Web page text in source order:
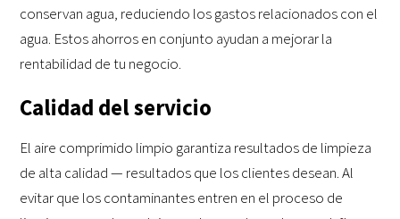
conservan agua, reduciendo los gastos relacionados con el
agua. Estos ahorros en conjunto ayudan a mejorar la
rentabilidad de tu negocio.
Calidad del servicio
El aire comprimido limpio garantiza resultados de limpieza
de alta calidad — resultados que los clientes desean. Al
evitar que los contaminantes entren en el proceso de